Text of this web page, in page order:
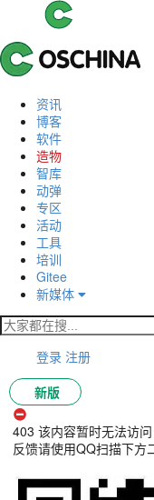
资讯
博客
软件
造物
智库
动弹
专区
活动
工具
培训
Gitee
新媒体
登录 注册
新版
403 该内容暂时无法访问
反馈请使用QQ扫描下方